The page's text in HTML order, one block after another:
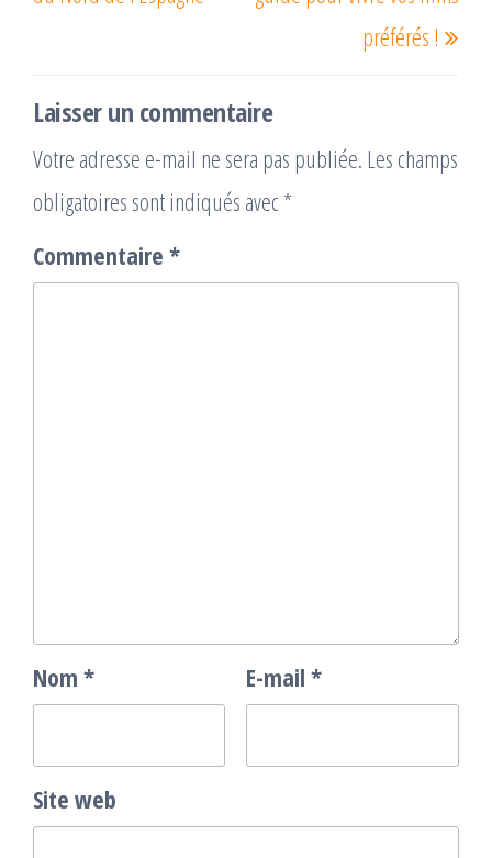
préférés !
Laisser un commentaire
Votre adresse e-mail ne sera pas publiée. Les champs
obligatoires sont indiqués avec *
Commentaire *
Nom * E-mail *
Site web